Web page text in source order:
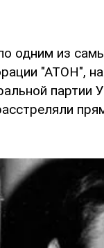
одним из
"АТОН",
партии